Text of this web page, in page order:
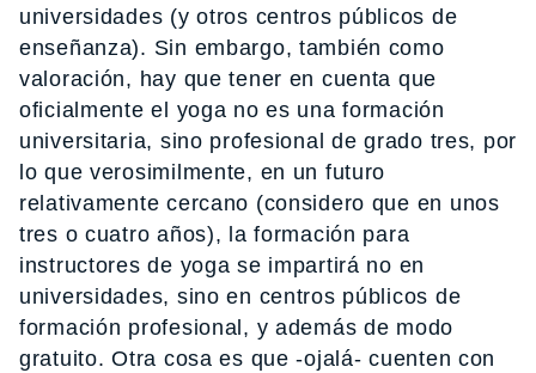
universidades (y otros centros públicos de
enseñanza). Sin embargo, también como
valoración, hay que tener en cuenta que
oficialmente el yoga no es una formación
universitaria, sino profesional de grado tres, por
lo que verosimilmente, en un futuro
relativamente cercano (considero que en unos
tres o cuatro años), la formación para
instructores de yoga se impartirá no en
universidades, sino en centros públicos de
formación profesional, y además de modo
gratuito. Otra cosa es que -ojalá- cuenten con